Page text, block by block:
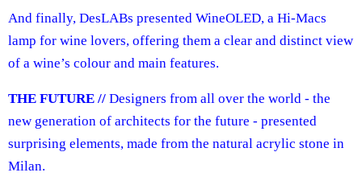
And finally, DesLABs presented WineOLED, a Hi-Macs
lamp for wine lovers, offering them a clear and distinct view
of a wine’s colour and main features.
THE FUTURE // Designers from all over the world - the
new generation of architects for the future - presented
surprising elements, made from the natural acrylic stone in
Milan.